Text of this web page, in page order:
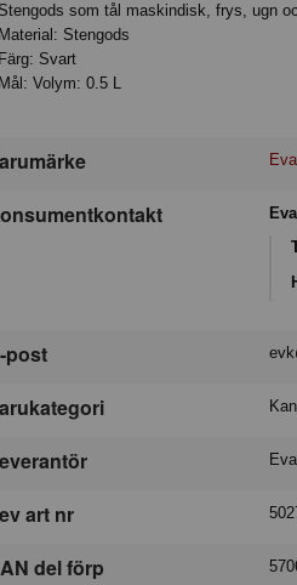
som tål maskindisk, frys, ugn
Stengods
Svart
Volym: 0.5 L
post
art nr
del förp